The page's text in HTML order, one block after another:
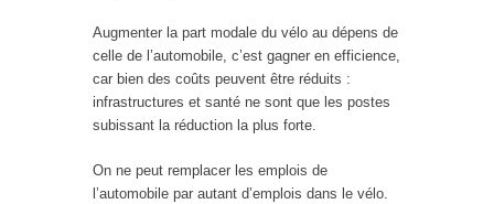
Augmenter la part modale du vélo au dépens de
celle de l’automobile, c’est gagner en efficience,
car bien des coûts peuvent être réduits :
infrastructures et santé ne sont que les postes
subissant la réduction la plus forte.
On ne peut remplacer les emplois de
l’automobile par autant d’emplois dans le vélo.